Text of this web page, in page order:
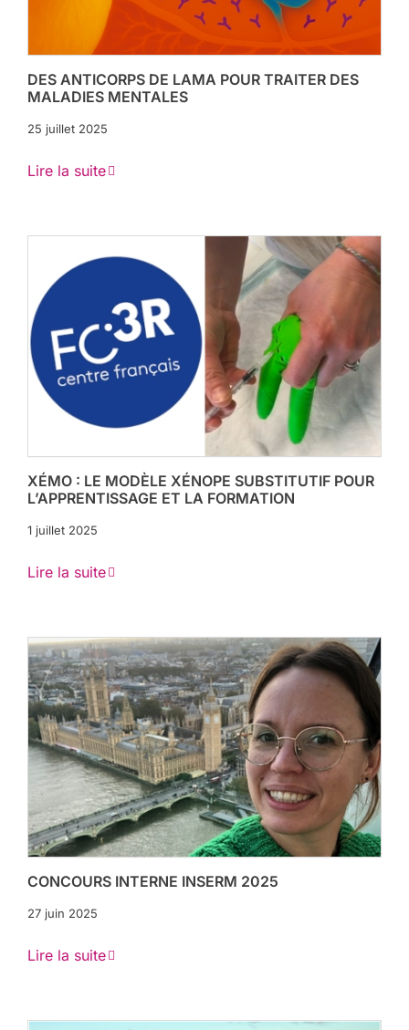
DES ANTICORPS DE LAMA POUR TRAITER DES
MALADIES MENTALES
25 juillet 2025
Lire la suite
XÉMO : LE MODÈLE XÉNOPE SUBSTITUTIF POUR
L’APPRENTISSAGE ET LA FORMATION
1 juillet 2025
Lire la suite
CONCOURS INTERNE INSERM 2025
27 juin 2025
Lire la suite